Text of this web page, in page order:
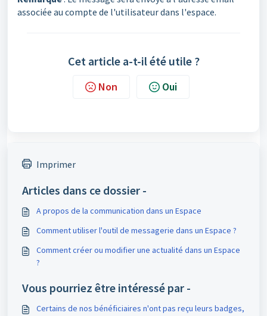
associée au compte de l'utilisateur dans l'espace.
Cet article a-t-il été utile ?
Non Oui
Imprimer
Articles dans ce dossier -
A propos de la communication dans un Espace
Comment utiliser l'outil de messagerie dans un Espace ?
Comment créer ou modifier une actualité dans un Espace
?
Vous pourriez être intéressé par -
Certains de nos bénéficiaires n'ont pas reçu leurs badges,